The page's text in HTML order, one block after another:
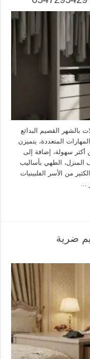
بالشهر القصيم البدائع
المتعددة، يتميزن
أكثر سهولة، إضافة إلى
المنزل، الطهي بأساليب
من الأسر الفلبينيات
…
ضرية